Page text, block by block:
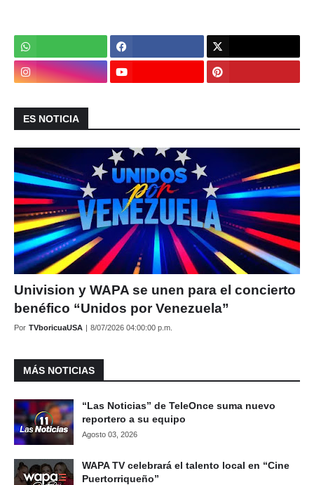
ES NOTICIA
Univision y WAPA se unen para el concierto
benéfico “Unidos por Venezuela”
Por TVboricuaUSA | 8/07/2026 04:00:00 p.m.
MÁS NOTICIAS
“Las Noticias” de TeleOnce suma nuevo
reportero a su equipo
Agosto 03, 2026
WAPA TV celebrará el talento local en “Cine
Puertorriqueño”